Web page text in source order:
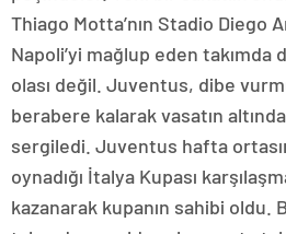
Thiago Motta’nın Stadio Diego
Napoli’yi mağlup eden takımda
olası değil. Juventus, dibe
berabere kalarak vasatın
sergiledi. Juventus hafta
oynadığı İtalya Kupası
kazanarak kupanın sahibi oldu.